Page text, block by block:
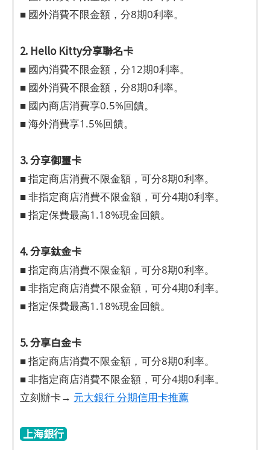
■ 國外消費不限金額，分8期0利率。
2. Hello Kitty分享聯名卡
■ 國內消費不限金額，分12期0利率。
■ 國外消費不限金額，分8期0利率。
■ 國內商店消費享0.5%回饋。
■ 海外消費享1.5%回饋。
3. 分享御璽卡
■ 指定商店消費不限金額，可分8期0利率。
■ 非指定商店消費不限金額，可分4期0利率。
■ 指定保費最高1.18%現金回饋。
4. 分享鈦金卡
■ 指定商店消費不限金額，可分8期0利率。
■ 非指定商店消費不限金額，可分4期0利率。
■ 指定保費最高1.18%現金回饋。
5. 分享白金卡
■ 指定商店消費不限金額，可分8期0利率。
■ 非指定商店消費不限金額，可分4期0利率。
立刻辦卡→ 元大銀行 分期信用卡推薦
上海銀行